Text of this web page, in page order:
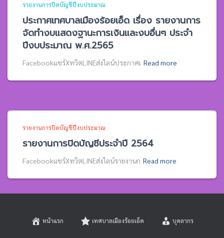
รายงานการปิดบัญชีปีงบประมาณ
ประกาศเทศบาลเมืองร้อยเอ็ด เรื่อง รายงานการ
จัดทำงบแสดงฐานะการเงินและงบอื่นๆ ประจำ
ปีงบประมาณ พ.ศ.2565
Facebookแชร์XทวิตLINEส่งไลน์ประกาศเ Read more
รายงานการปิดบัญชีปีงบประมาณ
รายงานการปิดบัญชีประจำปี 2564
Facebookแชร์XทวิตLINEส่งไลน์รายงานก Read more
หน้าแรก เทศบาลเมืองร้อยเอ็ด บุคลากร